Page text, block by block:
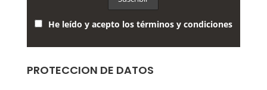
He leído y acepto los términos y condiciones
PROTECCION DE DATOS